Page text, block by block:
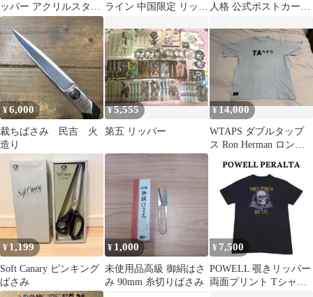
ッパー アクリルスタン
ド ZOZOTOWN
ライン 中国限定 リッパ 人格 公式ポストカード
¥6,000
裁ちばさみ 民吉 火
造り
¥5,555
第五 リッパー
¥14,000
WTAPS ダブルタップ
ス Ron Herman ロンハ
¥ 1,199
Soft Canary ピンキング
ばさみ
¥ 1,000
未使用品高級 御絹はさ
み 90mm 糸切りばさみ
¥ 7,500
POWELL 覗きリッパー
両面プリント Tシャツ